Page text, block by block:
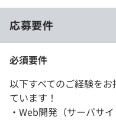
応募要件
必須要件
以下すべてのご経験を
ています！
・Web開発（サーバサ